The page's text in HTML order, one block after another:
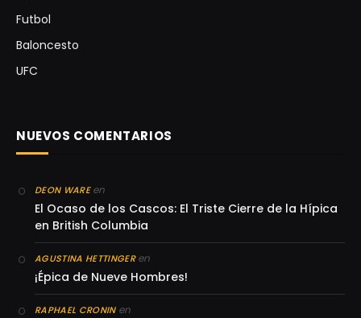
Futbol
Baloncesto
UFC
NUEVOS COMENTARIOS
DEON WAREen
El Ocaso de los Cascos: El Triste Cierre de la Hípica
en British Columbia
AGUSTINA HETTINGERen
¡Épica de Nueve Hombres!
RAPHAEL CRONINen